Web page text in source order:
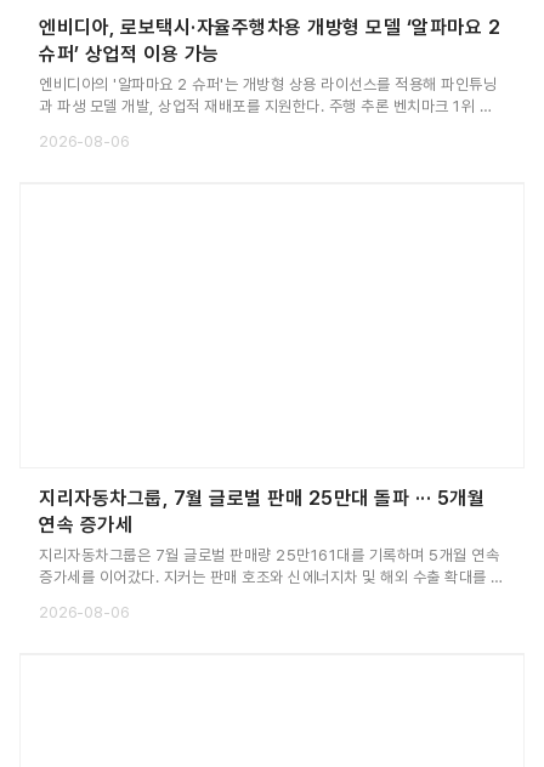
엔비디아, 로보택시·자율주행차용 개방형 모델 ‘알파마요 2
슈퍼’ 상업적 이용 가능
엔비디아의 '알파마요 2 슈퍼'는 개방형 상용 라이선스를 적용해 파인튜닝
과 파생 모델 개발, 상업적 재배포를 지원한다. 주행 추론 벤치마크 1위 성
다.
2026-08-06
지리자동차그룹, 7월 글로벌 판매 25만대 돌파 ··· 5개월
연속 증가세
지리자동차그룹은 7월 글로벌 판매량 25만161대를 기록하며 5개월 연속
증가세를 이어갔다. 지커는 판매 호조와 신에너지차 및 해외 수출 확대를 바
리티 기술 연구도 강화할 계획이다.
2026-08-06